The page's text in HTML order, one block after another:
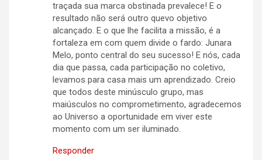
traçada sua marca obstinada prevalece! E o
resultado não será outro quevo objetivo
alcançado. E o que lhe facilita a missão, é a
fortaleza em com quem divide o fardo: Junara
Melo, ponto central do seu sucesso! E nós, cada
dia que passa, cada participação no coletivo,
levamos para casa mais um aprendizado. Creio
que todos deste minúsculo grupo, mas
maiúsculos no comprometimento, agradecemos
ao Universo a oportunidade em viver este
momento com um ser iluminado.
Responder